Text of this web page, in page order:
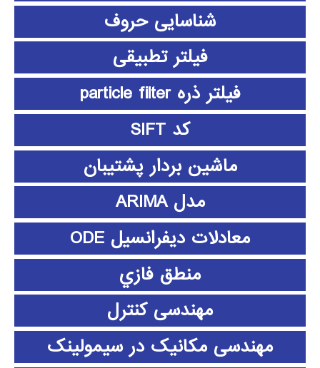
شناسایی حروف
فیلتر تطبیقی
فیلتر ذره particle filter
کد SIFT
ماشین بردار پشتیبان
مدل ARIMA
معادلات دیفرانسیل ODE
منطق فازي
مهندسی کنترل
مهندسی مکانیک در سیمولینک